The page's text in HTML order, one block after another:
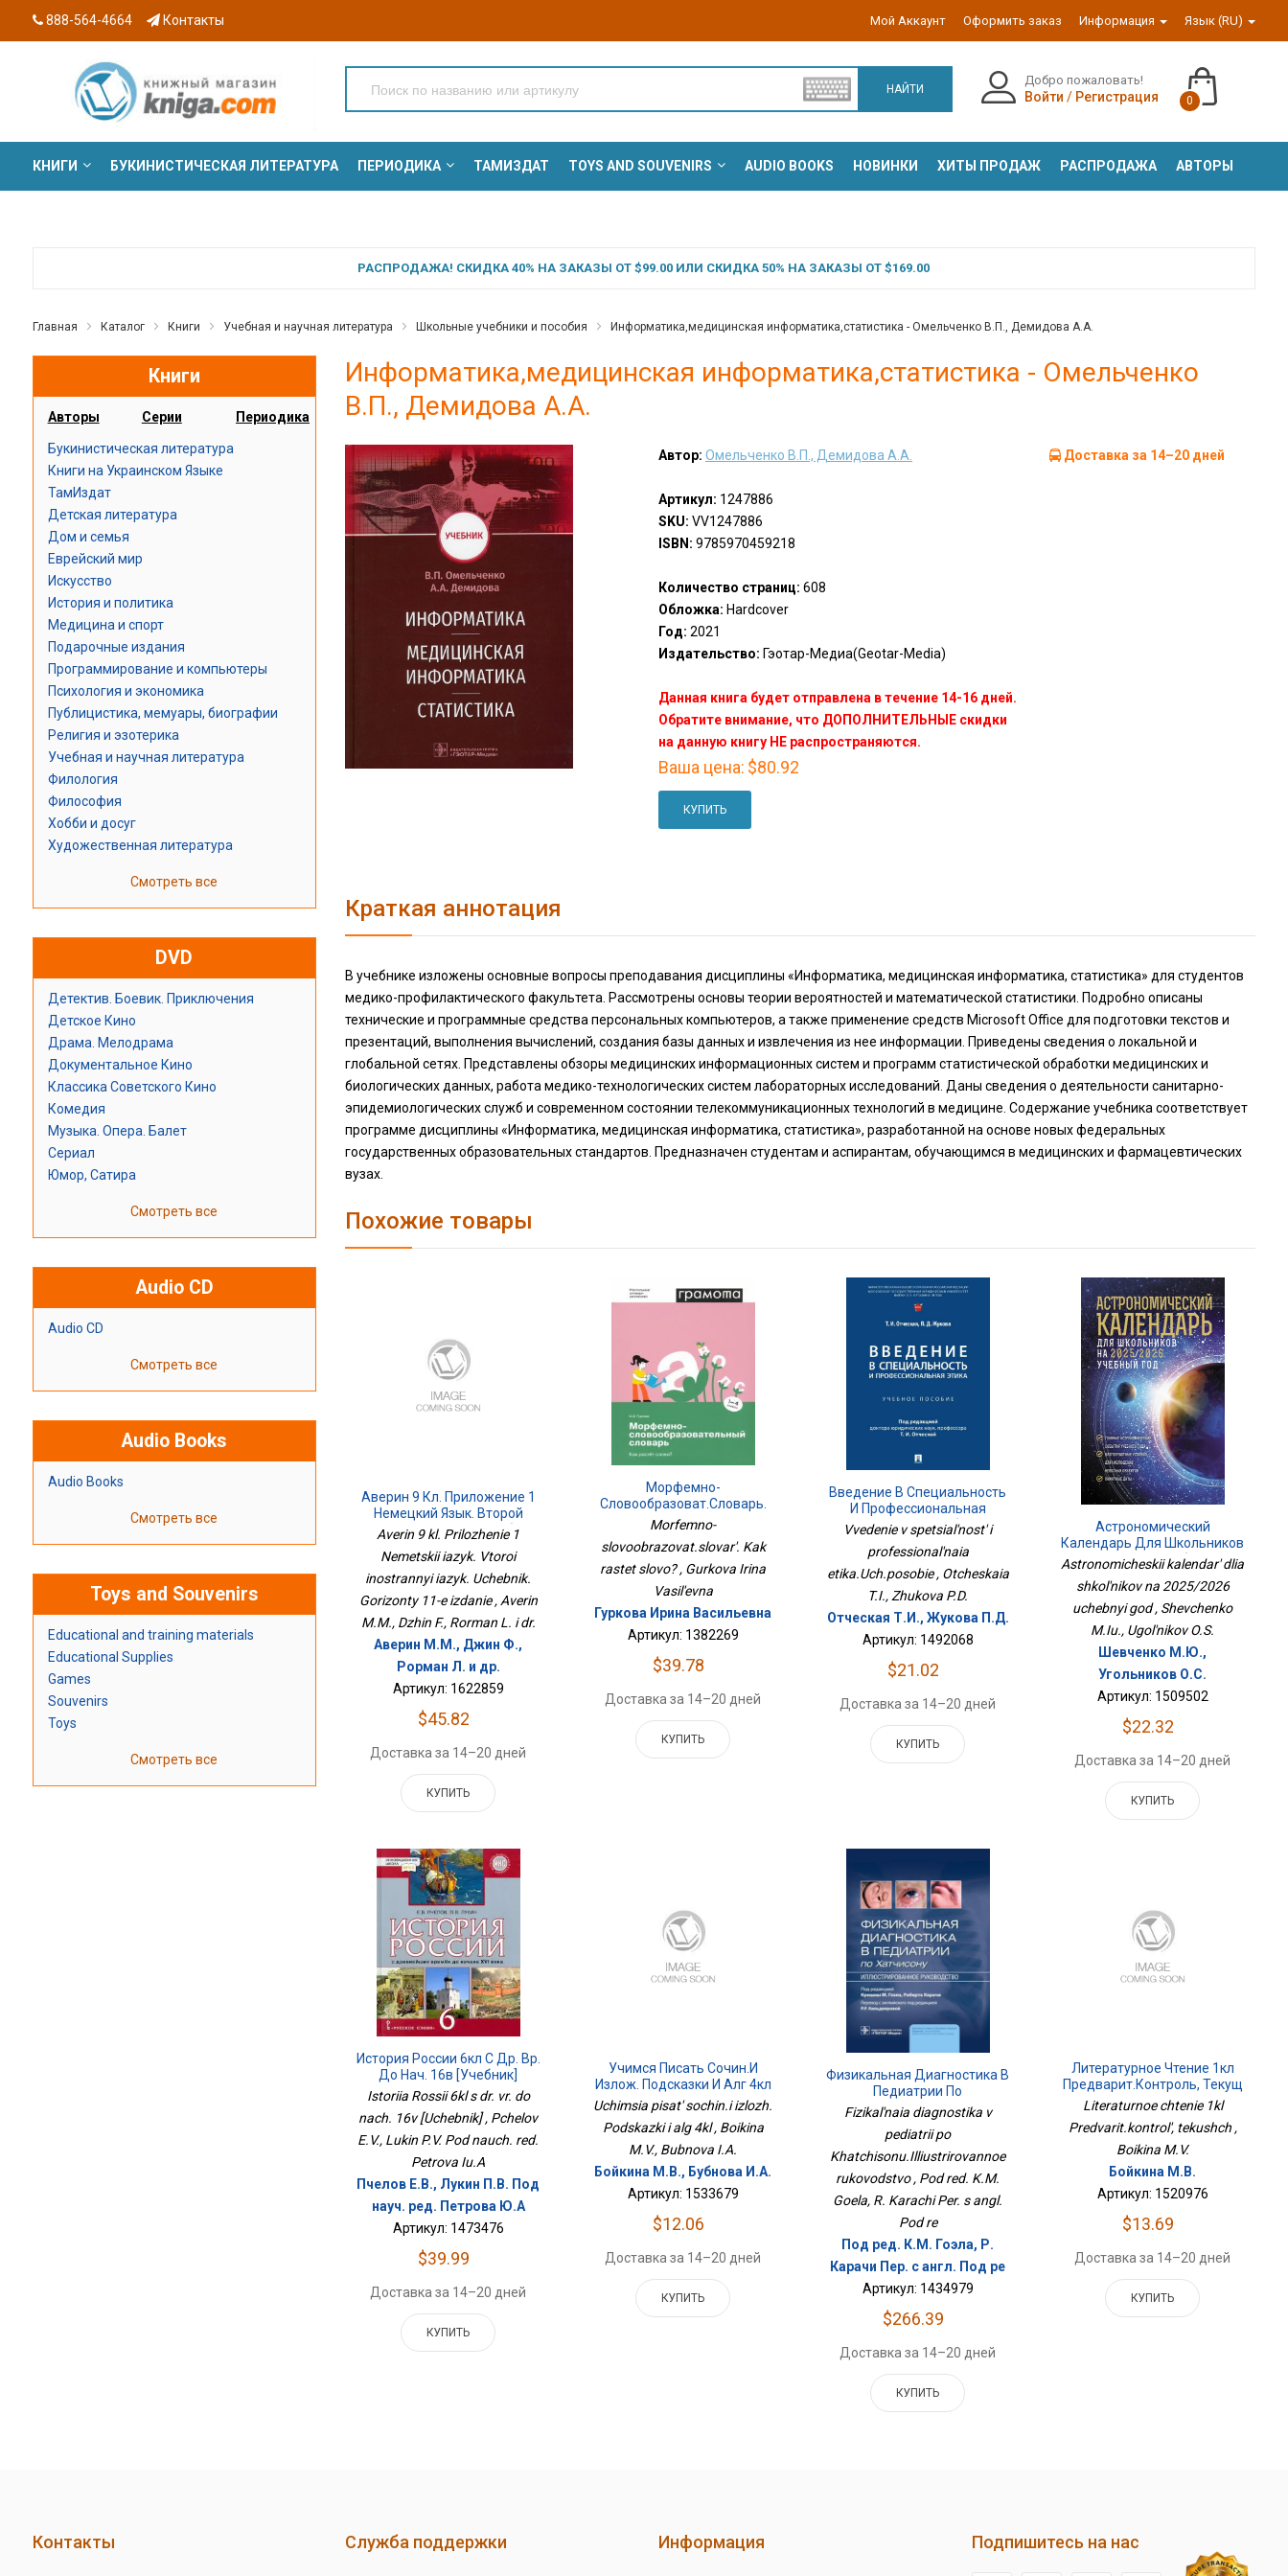
888-564-4664 Контакты Мой Аккаунт Оформить заказ Информация Язык (RU)
НАЙТИ
Добро пожаловать!
Войти / Регистрация 0
КНИГИ БУКИНИСТИЧЕСКАЯ ЛИТЕРАТУРА ПЕРИОДИКА ТАМИЗДАТ TOYS AND SOUVENIRS AUDIO BOOKS НОВИНКИ ХИТЫ ПРОДАЖ РАСПРОДАЖА АВТОРЫ
РАСПРОДАЖА! СКИДКА 40% НА ЗАКАЗЫ ОТ $99.00 ИЛИ СКИДКА 50% НА ЗАКАЗЫ ОТ $169.00
Главная Каталог Книги Учебная и научная литература Школьные учебники и пособия Информатика,медицинская информатика,статистика - Омельченко В.П., Демидова А.А.
Книги
Авторы Серии Периодика
Букинистическая литература
Книги на Украинском Языке
ТамИздат
Детская литература
Дом и семья
Еврейский мир
Искусство
История и политика
Медицина и спорт
Подарочные издания
Программирование и компьютеры
Психология и экономика
Публицистика, мемуары, биографии
Религия и эзотерика
Учебная и научная литература
Филология
Философия
Хобби и досуг
Художественная литература
Смотреть все
DVD
Детектив. Боевик. Приключения
Детское Кино
Драма. Мелодрама
Документальное Кино
Классика Советского Кино
Комедия
Музыка. Опера. Балет
Сериал
Юмор, Сатира
Смотреть все
Audio CD
Audio CD
Смотреть все
Audio Books
Audio Books
Смотреть все
Toys and Souvenirs
Educational and training materials
Educational Supplies
Games
Souvenirs
Toys
Смотреть все
Информатика,медицинская информатика,статистика - Омельченко
В.П., Демидова А.А.
Автор: Омельченко В.П., Демидова А.А.
Артикул: 1247886
SKU: VV1247886
ISBN: 9785970459218
Количество страниц: 608
Обложка: Hardcover
Год: 2021
Издательство: Гэотар-Медиа(Geotar-Media)
Данная книга будет отправлена в течение 14-16 дней.
Обратите внимание, что ДОПОЛНИТЕЛЬНЫЕ скидки
на данную книгу НЕ распространяются.
Ваша цена: $80.92
КУПИТЬ
Доставка за 14–20 дней
Краткая аннотация
В учебнике изложены основные вопросы преподавания дисциплины «Информатика, медицинская информатика, статистика» для студентов
медико-профилактического факультета. Рассмотрены основы теории вероятностей и математической статистики. Подробно описаны
технические и программные средства персональных компьютеров, а также применение средств Microsoft Office для подготовки текстов и
презентаций, выполнения вычислений, создания базы данных и извлечения из нее информации. Приведены сведения о локальной и
глобальной сетях. Представлены обзоры медицинских информационных систем и программ статистической обработки медицинских и
биологических данных, работа медико-технологических систем лабораторных исследований. Даны сведения о деятельности санитарно-
эпидемиологических служб и современном состоянии телекоммуникационных технологий в медицине. Содержание учебника соответствует
программе дисциплины «Информатика, медицинская информатика, статистика», разработанной на основе новых федеральных
государственных образовательных стандартов. Предназначен студентам и аспирантам, обучающимся в медицинских и фармацевтических
вузах.
Похожие товары
Аверин 9 Кл. Приложение 1
Немецкий Язык. Второй
Иностранный Язык. Учебник.
Averin 9 kl. Prilozhenie 1
Nemetskii iazyk. Vtoroi
inostrannyi iazyk. Uchebnik.
Gorizonty 11-e izdanie , Averin
M.M., Dzhin F., Rorman L. i dr.
Аверин М.М., Джин Ф.,
Рорман Л. и др.
Артикул: 1622859
$45.82
Доставка за 14–20 дней
КУПИТЬ
Морфемно-
Словообразоват.словарь.
Как Растет Слово?
Morfemno-
slovoobrazovat.slovar'. Kak
rastet slovo? , Gurkova Irina
Vasil'evna
Гуркова Ирина Васильевна
Артикул: 1382269
$39.78
Доставка за 14–20 дней
КУПИТЬ
Введение В Специальность
И Профессиональная
Этика.Уч.пособие
Vvedenie v spetsial'nost' i
professional'naia
etika.Uch.posobie , Otcheskaia
T.I., Zhukova P.D.
Отческая Т.И., Жукова П.Д.
Артикул: 1492068
$21.02
Доставка за 14–20 дней
КУПИТЬ
Астрономический
Календарь Для Школьников
На 2025/2026 Учебный Год
Astronomicheskii kalendar' dlia
shkol'nikov na 2025/2026
uchebnyi god , Shevchenko
M.Iu., Ugol'nikov O.S.
Шевченко М.Ю.,
Угольников О.С.
Артикул: 1509502
$22.32
Доставка за 14–20 дней
КУПИТЬ
История России 6кл С Др. Вр.
До Нач. 16в [Учебник]
Istoriia Rossii 6kl s dr. vr. do
nach. 16v [Uchebnik] , Pchelov
E.V., Lukin P.V. Pod nauch. red.
Petrova Iu.A
Пчелов Е.В., Лукин П.В. Под
науч. ред. Петрова Ю.А
Артикул: 1473476
$39.99
Доставка за 14–20 дней
КУПИТЬ
Учимся Писать Сочин.и
Излож. Подсказки И Алг 4кл
Uchimsia pisat' sochin.i izlozh.
Podskazki i alg 4kl , Boikina
M.V., Bubnova I.A.
Бойкина М.В., Бубнова И.А.
Артикул: 1533679
$12.06
Доставка за 14–20 дней
КУПИТЬ
Физикальная Диагностика В
Педиатрии По
Хатчисону.Иллюстрированное
Руководство
Fizikal'naia diagnostika v
pediatrii po
Khatchisonu.Illiustrirovannoe
rukovodstvo , Pod red. K.M.
Goela, R. Karachi Per. s angl.
Pod re
Под ред. К.М. Гоэла, Р.
Карачи Пер. с англ. Под ре
Артикул: 1434979
$266.39
Доставка за 14–20 дней
КУПИТЬ
Литературное Чтение 1кл
Предварит.контроль, Текущ
Literaturnoe chtenie 1kl
Predvarit.kontrol', tekushch ,
Boikina M.V.
Бойкина М.В.
Артикул: 1520976
$13.69
Доставка за 14–20 дней
КУПИТЬ
Контакты Служба поддержки Информация Подпишитесь на нас